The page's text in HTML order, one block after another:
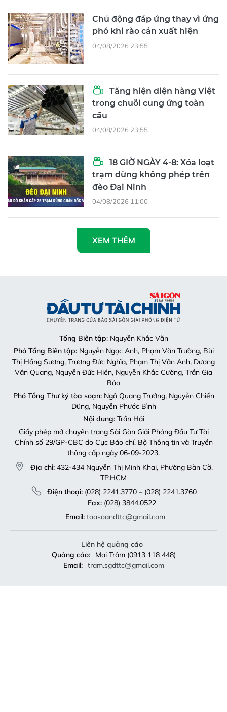
Chủ động đáp ứng thay vì ứng
phó khi rào cản xuất hiện
04/08/2026 23:55
Tăng hiện diện hàng Việt
trong chuỗi cung ứng toàn
cầu
04/08/2026 23:55
18 GIỜ NGÀY 4-8: Xóa loạt
trạm dừng không phép trên
đèo Đại Ninh
04/08/2026 11:00
XEM THÊM
Tổng Biên tập: Nguyễn Khắc Văn
Phó Tổng Biên tập:Nguyễn Ngọc Anh, Phạm Văn Trường, Bùi
Thị Hồng Sương, Trương Đức Nghĩa, Phạm Thị Vân Anh, Dương
Văn Quang, Nguyễn Đức Hiển, Nguyễn Khắc Cường, Trần Gia
Bảo
Phó Tổng Thư ký tòa soạn:Ngô Quang Trưởng, Nguyễn Chiến
Dũng, Nguyễn Phước Bình
Nội dung:Trần Hải
Giấy phép mở chuyên trang Sài Gòn Giải Phóng Đầu Tư Tài
Chính số 29/GP-CBC do Cục Báo chí, Bộ Thông tin và Truyền
thông cấp ngày 06-09-2023.
Địa chỉ: 432-434 Nguyễn Thị Minh Khai, Phường Bàn Cờ,
TP.HCM
Điện thoại:(028) 2241.3770 – (028) 2241.3760
Fax:(028) 3844.0522
Email: toasoandttc@gmail.com
Liên hệ quảng cáo
Quảng cáo:
Mai Trâm (0913 118 448)
Email: tram.sgdttc@gmail.com